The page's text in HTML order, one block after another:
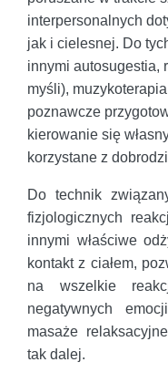
interpersonalnych
jak i cielesnej. Do
innymi autosugestia,
myśli),
poznawcze
kierowanie się
korzystane z
Do technik
fizjologicznych
innymi właściwe
kontakt z ciałem,
na wszelkie
negatywnych
masaże
tak dalej.